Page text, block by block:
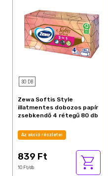
80 DB
Zewa Softis Style
illatmentes dobozos papír
zsebkendő 4 rétegű 80 db
Az akció részletei
839 Ft
10 Ft/db